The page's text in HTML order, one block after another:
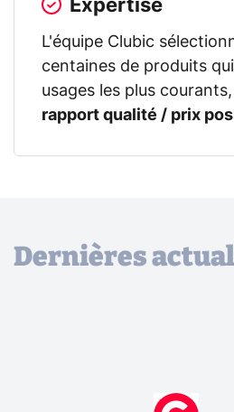
Expertise
L'équipe Clubic
centaines de produits
usages les plus
rapport qualité / prix
Dernières